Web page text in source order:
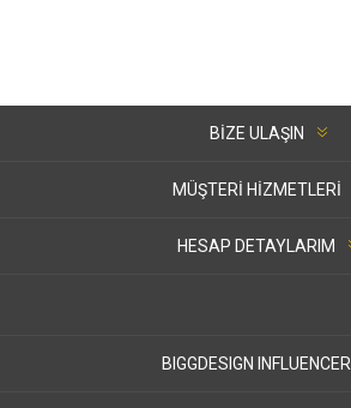
BIZE ULAŞIN
MÜŞTERI HIZMETLERI
HESAP DETAYLARIM
BIGGDESIGN INFLUENCER